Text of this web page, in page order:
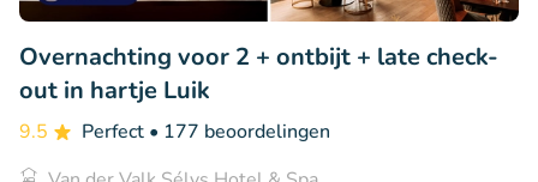
Overnachting voor 2 + ontbijt + late check-
out in hartje Luik
9.5 Perfect • 177 beoordelingen